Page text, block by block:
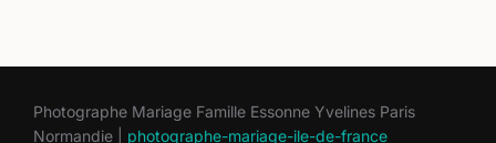
Photographe Mariage Famille Essonne Yvelines Paris
Normandie | photographe-mariage-ile-de-france